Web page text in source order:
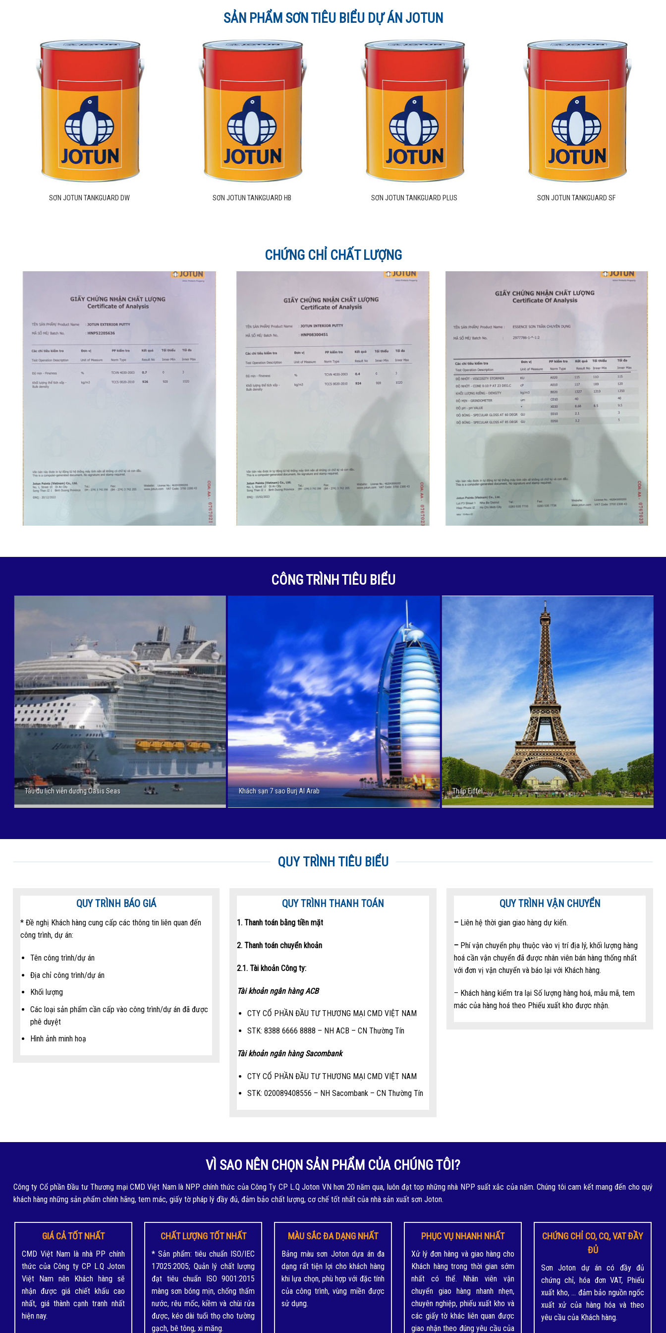
SẢN PHẨM SƠN TIÊU BIỂU DỰ ÁN JOTUN
SƠN JOTUN TANKGUARD SPECIAL SƠN JOTUN TANKGUARD STORAGE SƠN JOTUN TANKGUARD ZINC SƠN JOTUN TANKGUARD HOLDING PRIMER
CHỨNG CHỈ CHẤT LƯỢNG
CÔNG TRÌNH TIÊU BIỂU
Khách sạn 7 sao Burj AI Arab Tháp Eiffel Tháp Khalifa Dubai
QUY TRÌNH TIÊU BIỂU
QUY TRÌNH BÁO GIÁ
* Đề nghị Khách hàng cung cấp các thông tin liên quan đến
công trình, dự án:
Tên công trình/dự án
Địa chỉ công trình/dự án
Khối lượng
Các loại sản phẩm cần cấp vào công trình/dự án đã được
phê duyệt
Hình ảnh minh hoạ
QUY TRÌNH THANH TOÁN
1. Thanh toán bằng tiền mặt
2. Thanh toán chuyển khoản
2.1. Tài khoản Công ty:
Tài khoản ngân hàng ACB
CTY CỔ PHẦN ĐẦU TƯ THƯƠNG MẠI CMD VIỆT NAM
STK: 8388 6666 8888 – NH ACB – CN Thường Tín
Tài khoản ngân hàng Sacombank
CTY CỔ PHẦN ĐẦU TƯ THƯƠNG MẠI CMD VIỆT NAM
STK: 020089408556 – NH Sacombank – CN Thường Tín
QUY TRÌNH VẬN CHUYỂN
–Liên hệ thời gian giao hàng dự kiến.
– Phí vận chuyển phụ thuộc vào vị trí địa lý, khối lượng hàng
hoá cần vận chuyển đã được nhân viên bán hàng thống nhất
với đơn vị vận chuyển và báo lại với Khách hàng.
– Khách hàng kiểm tra lại Số lượng hàng hoá, mẫu mã, tem
mác của hàng hoá theo Phiếu xuất kho được nhận.
VÌ SAO NÊN CHỌN SẢN PHẨM CỦA CHÚNG TÔI?
Công ty Cổ phần Đầu tư Thương mại CMD Việt Nam là NPP chính thức của Công Ty CP L.Q Joton VN hơn 20 năm qua, luôn đạt top những nhà NPP suất xắc của năm. Chúng tôi cam kết mang đến cho quý
khách hàng những sản phẩm chính hãng, tem mác, giấy tờ pháp lý đầy đủ, đảm bảo chất lượng, cơ chế tốt nhất của nhà sản xuất sơn Joton.
GIÁ CẢ TỐT NHẤT
CMD Việt Nam là nhà PP chính
thức của Công ty CP L.Q Joton
Việt Nam nên Khách hàng sẽ
nhận được giá chiết khấu cao
nhất, giá thành cạnh tranh nhất
hiện nay.
CHẤT LƯỢNG TỐT NHẤT
* Sản phẩm: tiêu chuẩn ISO/IEC
17025:2005; Quản lý chất lượng
đạt tiêu chuẩn ISO 9001:2015
màng sơn bóng mịn, chống thấm
nước, rêu mốc, kiềm và chùi rửa
được, kéo dài tuổi thọ cho tường
gạch, bê tông, xi măng.
MÀU SẮC ĐA DẠNG NHẤT
Bảng màu sơn Joton dựa án đa
dạng rất tiện lợi cho khách hàng
khi lựa chọn, phù hợp với đặc tính
của công trình, vùng miền được
sử dụng.
PHỤC VỤ NHANH NHẤT
Xử lý đơn hàng và giao hàng cho
Khách hàng trong thời gian sớm
nhất có thể. Nhân viên vận
chuyển giao hàng nhanh nhẹn,
chuyên nghiệp, phiếu xuất kho và
các giấy tờ khác liên quan được
giao nhận theo đúng yêu cầu của
CHỨNG CHỈ CO, CQ, VAT ĐẦY
ĐỦ
Sơn Joton dự án có đầy đủ
chứng chỉ, hóa đơn VAT, Phiếu
xuất kho, … đảm bảo nguồn ngốc
xuất xử của hàng hóa và theo
yêu cầu của Khách hàng.